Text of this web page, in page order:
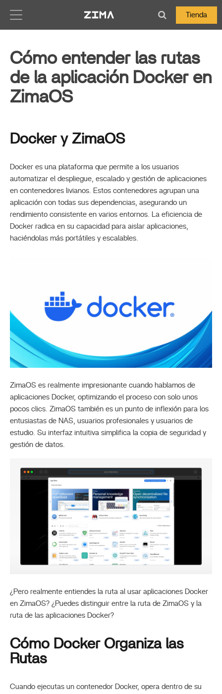
Tienda
Cómo entender las rutas
de la aplicación Docker en
ZimaOS
Docker y ZimaOS
Docker es una plataforma que permite a los usuarios
automatizar el despliegue, escalado y gestión de aplicaciones
en contenedores livianos. Estos contenedores agrupan una
aplicación con todas sus dependencias, asegurando un
rendimiento consistente en varios entornos. La eficiencia de
Docker radica en su capacidad para aislar aplicaciones,
haciéndolas más portátiles y escalables.
ZimaOS es realmente impresionante cuando hablamos de
aplicaciones Docker, optimizando el proceso con solo unos
pocos clics. ZimaOS también es un punto de inflexión para los
entusiastas de NAS, usuarios profesionales y usuarios de
estudio. Su interfaz intuitiva simplifica la copia de seguridad y
gestión de datos.
¿Pero realmente entiendes la ruta al usar aplicaciones Docker
en ZimaOS? ¿Puedes distinguir entre la ruta de ZimaOS y la
ruta de las aplicaciones Docker?
Cómo Docker Organiza las
Rutas
Cuando ejecutas un contenedor Docker, opera dentro de su